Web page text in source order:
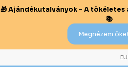
🎁 Ajándékutalványok – A
📚
Megnézem